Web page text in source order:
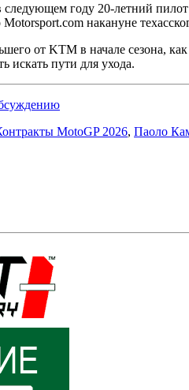
году 20-летний
накануне
от KTM в начале сезона,
искать пути для ухода.
MotoGP 2026, Паоло